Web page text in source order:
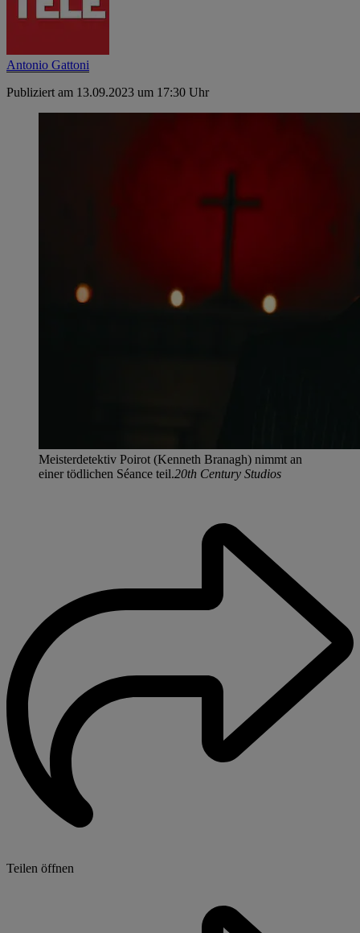
Antonio Gattoni
Publiziert am 13.09.2023 um 17:30 Uhr
Meisterdetektiv Poirot (Kenneth Branagh) nimmt an
einer tödlichen Séance teil.20th Century Studios
Teilen öffnen